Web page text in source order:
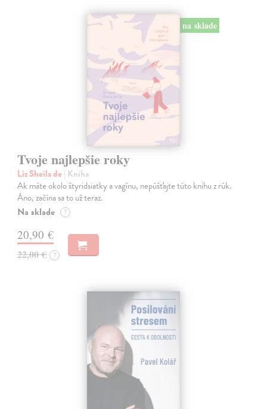
na sklade
Tvoje najlepšie roky
Liz Sheila de | Kniha
Ak máte okolo štyridsiatky a vagínu, nepúšťajte túto knihu z rúk.
Áno, začína sa to už teraz.
Na sklade ?
20,90 €
22,00 € ?